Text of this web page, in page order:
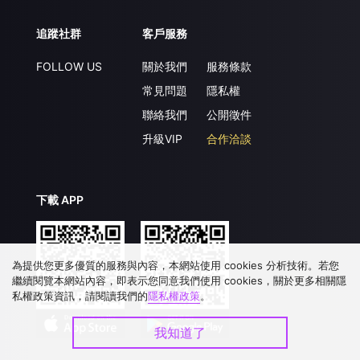
追蹤社群
FOLLOW US
客戶服務
關於我們
常見問題
聯絡我們
升級VIP
服務條款
隱私權
公開徵件
合作洽談
下載 APP
為提供您更多優質的服務與內容，本網站使用 cookies 分析技術。若您
繼續閱覽本網站內容，即表示您同意我們使用 cookies，關於更多相關隱
私權政策資訊，請閱讀我們的隱私權政策。
我知道了